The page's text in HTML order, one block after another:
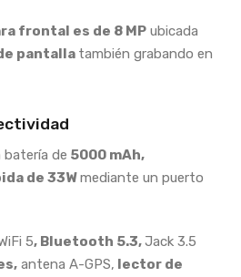
frontal es de 8 MP ubicada
pantalla también grabando en
batería de 5000 mAh,
de 33Wmediante un puerto
5, Bluetooth 5.3,Jack 3.5
antena A-GPS, lector de